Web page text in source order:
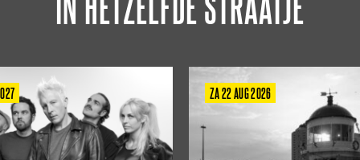
IN HETZELFDE STRAATJE
ZA 22 AUG 2026